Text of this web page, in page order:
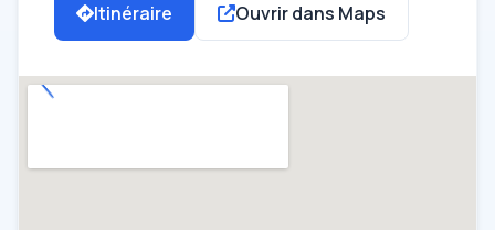
Itinéraire Ouvrir dans Maps